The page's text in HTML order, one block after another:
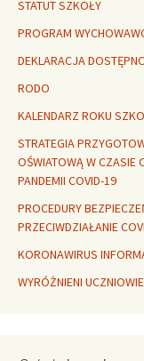
STATUT SZKOŁY
PROGRAM
DEKLARACJA
RODO
KALENDARZ ROKU
STRATEGIA
OŚWIATOWĄ W CZASIE
PANDEMII COVID-19
PROCEDURY
PRZECIWDZIAŁANIE
KORONAWIRUS
WYRÓŻNIENI UCZNIOWIE